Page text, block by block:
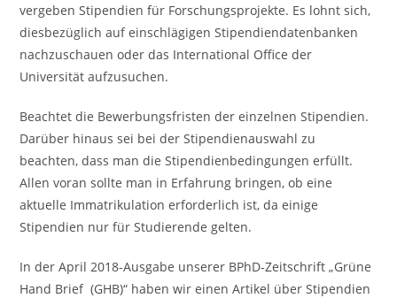
vergeben Stipendien für Forschungsprojekte. Es lohnt sich,
diesbezüglich auf einschlägigen Stipendiendatenbanken
nachzuschauen oder das International Office der
Universität aufzusuchen.
Beachtet die Bewerbungsfristen der einzelnen Stipendien.
Darüber hinaus sei bei der Stipendienauswahl zu
beachten, dass man die Stipendienbedingungen erfüllt.
Allen voran sollte man in Erfahrung bringen, ob eine
aktuelle Immatrikulation erforderlich ist, da einige
Stipendien nur für Studierende gelten.
In der April 2018-Ausgabe unserer BPhD-Zeitschrift „Grüne
Hand Brief (GHB)“ haben wir einen Artikel über Stipendien